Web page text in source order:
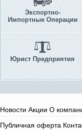
Экспортно-
Импортные Операции
Юрист Предприятия
Новости Акции О
Публичная оферта